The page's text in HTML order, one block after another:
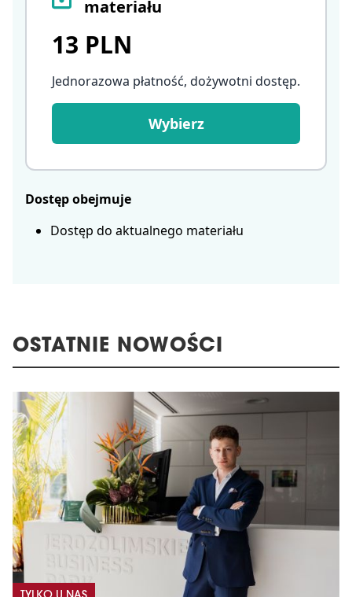
materiału
13 PLN
Jednorazowa płatność, dożywotni dostęp.
Wybierz
Dostęp obejmuje
Dostęp do aktualnego materiału
OSTATNIE NOWOŚCI